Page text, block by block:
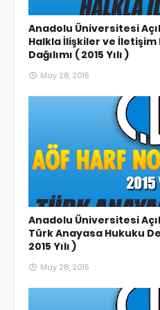
Anadolu Üniversitesi
Halkla İlişkiler ve
Dağılımı ( 2015 Yılı )
May 28, 2015
Anadolu Üniversitesi
Türk Anayasa Hukuku
2015 Yılı )
May 28, 2015